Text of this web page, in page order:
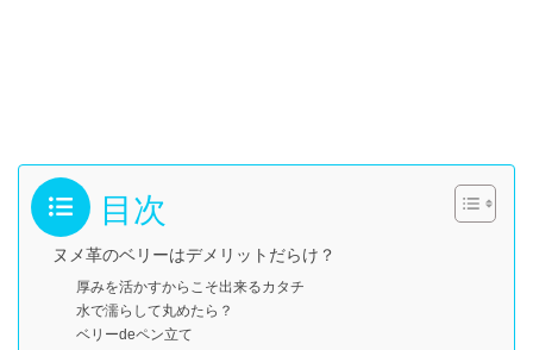
目次
ヌメ革のベリーはデメリットだらけ？
厚みを活かすからこそ出来るカタチ
水で濡らして丸めたら？
ベリーdeペン立て